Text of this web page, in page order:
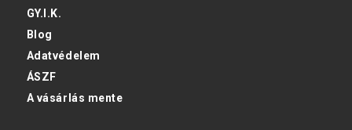
GY.I.K.
Blog
Adatvédelem
ÁSZF
A vásárlás mente